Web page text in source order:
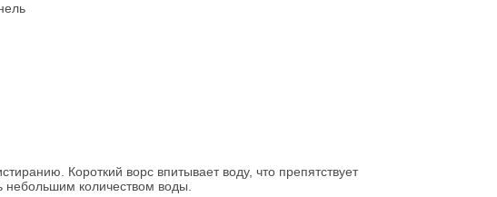
Короткий ворс впитывает воду, что препятствует
небольшим количеством воды.